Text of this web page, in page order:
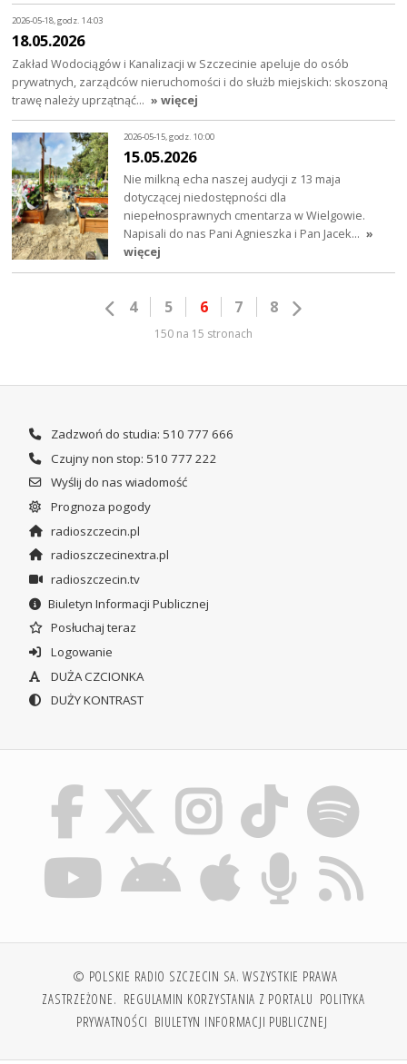
2026-05-18, godz. 14:03
18.05.2026
Zakład Wodociągów i Kanalizacji w Szczecinie apeluje do osób
prywatnych, zarządców nieruchomości i do służb miejskich: skoszoną
trawę należy uprzątnąć… » więcej
2026-05-15, godz. 10:00
15.05.2026
Nie milkną echa naszej audycji z 13 maja
dotyczącej niedostępności dla
niepełnosprawnych cmentarza w Wielgowie.
Napisali do nas Pani Agnieszka i Pan Jacek… »
więcej
4 5 6 7 8
150 na 15 stronach
Zadzwoń do studia: 510 777 666
Czujny non stop: 510 777 222
Wyślij do nas wiadomość
Prognoza pogody
radioszczecin.pl
radioszczecinextra.pl
radioszczecin.tv
Biuletyn Informacji Publicznej
Posłuchaj teraz
Logowanie
DUŻA CZCIONKA
DUŻY KONTRAST
© POLSKIE RADIO SZCZECIN SA. WSZYSTKIE PRAWA
ZASTRZEŻONE. REGULAMIN KORZYSTANIA Z PORTALU POLITYKA
PRYWATNOŚCI BIULETYN INFORMACJI PUBLICZNEJ